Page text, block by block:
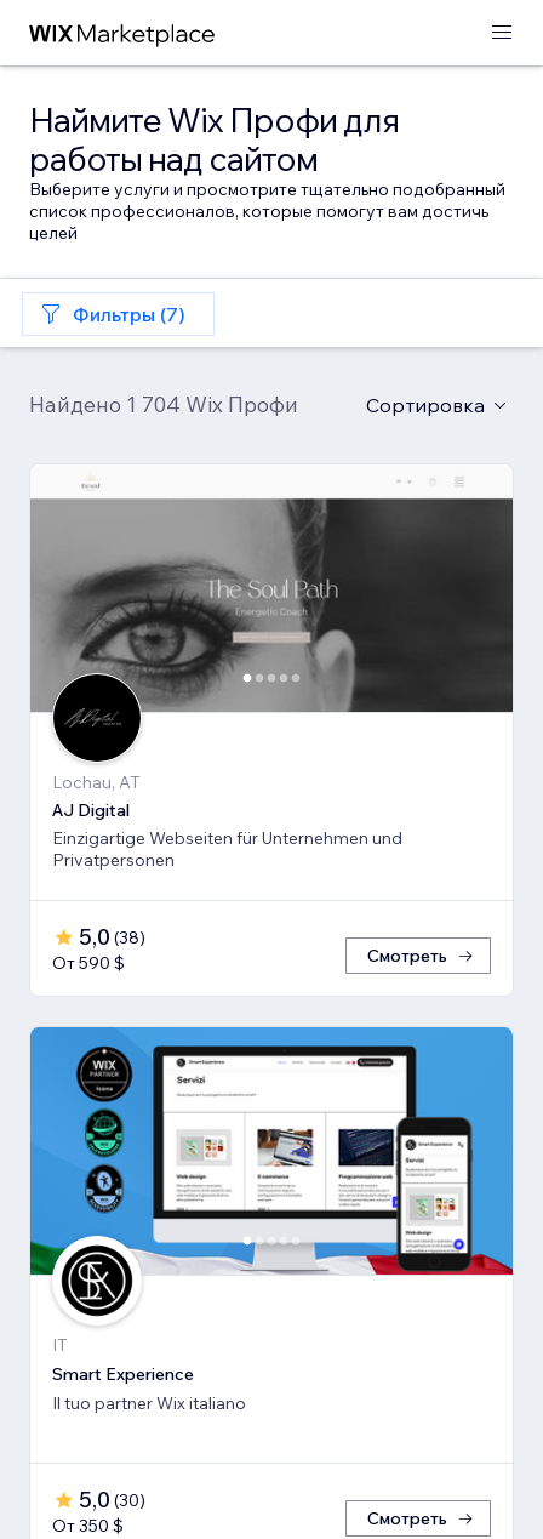
Наймите Wix Профи для
работы над сайтом
Выберите услуги и просмотрите тщательно подобранный
список профессионалов, которые помогут вам достичь
целей
Фильтры (7)
Найдено 1 704 Wix Профи Сортировка
Lochau, AT
AJ Digital
Einzigartige Webseiten für Unternehmen und
Privatpersonen
5,0 (38)
От 590 $
Смотреть
IT
Smart Experience
Il tuo partner Wix italiano
5,0 (30)
От 350 $
Смотреть